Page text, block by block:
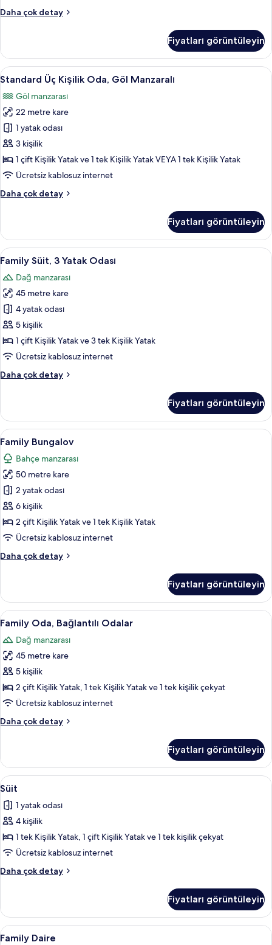
Daha çok detay
Standard
hakkında
daha
fazla
Fiyatları görüntüleyin
Standard
Üç
Kişilik
Oda,
Göl
Manzaralı
için
tüm
görün
Standard Üç Kişilik Oda, Göl
5
Standard Üç Kişilik Oda, Göl Manzaralı
Göl manzarası
22 metre kare
1 yatak odası
3 kişilik
1 çift Kişilik Yatak ve 1 tek Kişilik Yatak VEYA 1 tek Kişilik Yatak
Ücretsiz kablosuz internet
Daha çok detay
Standard
Göl
Manzaralı
hakkında
fazla
detay
Fiyatları görüntüleyin
Family
Süit,
3
Yatak
Odası
için
tüm
fotoğrafları
Family Süit, 3 Yatak Odası | Ücretsiz
8
Family Süit, 3 Yatak Odası
Dağ manzarası
45 metre kare
4 yatak odası
5 kişilik
1 çift Kişilik Yatak ve 3 tek Kişilik Yatak
Ücretsiz kablosuz internet
Daha çok detay
Family
Odası
hakkında
daha
fazla
detay
Fiyatları görüntüleyin
Family
Bungalov
için
tüm
fotoğrafları
görün
Family Bungalov | Ücretsiz minibar,
6
Family Bungalov
Bahçe manzarası
50 metre kare
2 yatak odası
6 kişilik
2 çift Kişilik Yatak ve 1 tek Kişilik Yatak
Ücretsiz kablosuz internet
Daha çok detay
Family
fazla
detay
Fiyatları görüntüleyin
Family
Oda,
Bağlantılı
Odalar
için
tüm
fotoğrafları
Family Oda, Bağlantılı Odalar |
5
Family Oda, Bağlantılı Odalar
Dağ manzarası
45 metre kare
5 kişilik
2 çift Kişilik Yatak, 1 tek Kişilik Yatak ve 1 tek kişilik çekyat
Ücretsiz kablosuz internet
Daha çok detay
Family
hakkında
daha
fazla
Fiyatları görüntüleyin
Süit
için
tüm
fotoğrafları
görün
Süit | Ücretsiz minibar, masa, dizüstü
6
Süit
1 yatak odası
4 kişilik
1 tek Kişilik Yatak, 1 çift Kişilik Yatak ve 1 tek kişilik çekyat
Ücretsiz kablosuz internet
Daha çok detay
Süit
detay
Fiyatları görüntüleyin
Family
Family Daire | Özel mutfak | Set
4
Family Daire